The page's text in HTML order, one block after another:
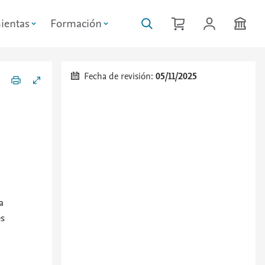
Formación
Fecha de revisión:05/11/2025